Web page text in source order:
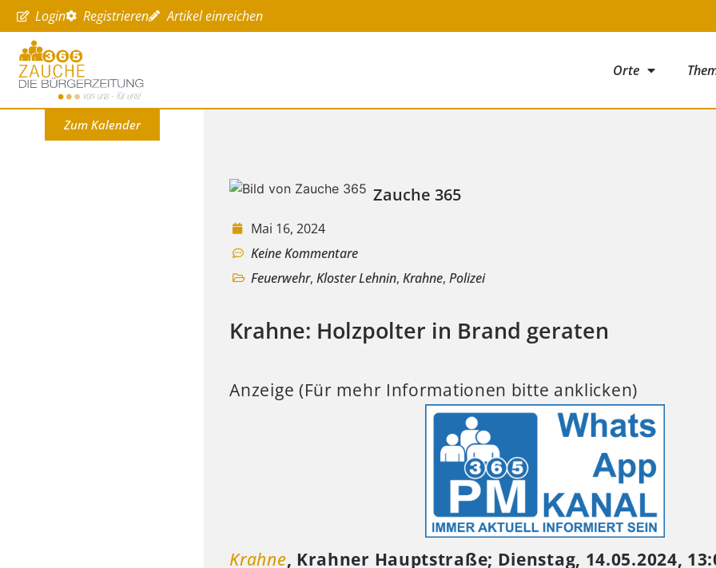
Login Registrieren Artikel einreichen
Orte
Zum Kalender
Zauche 365
Mai 16, 2024
Keine Kommentare
Feuerwehr,Kloster Lehnin,Krahne,Polizei
Krahne: Holzpolter in Brand geraten
Anzeige (Für mehr Informationen bitte anklicken)
Krahne, Krahner Hauptstraße; Dienstag, 14.05.2024,